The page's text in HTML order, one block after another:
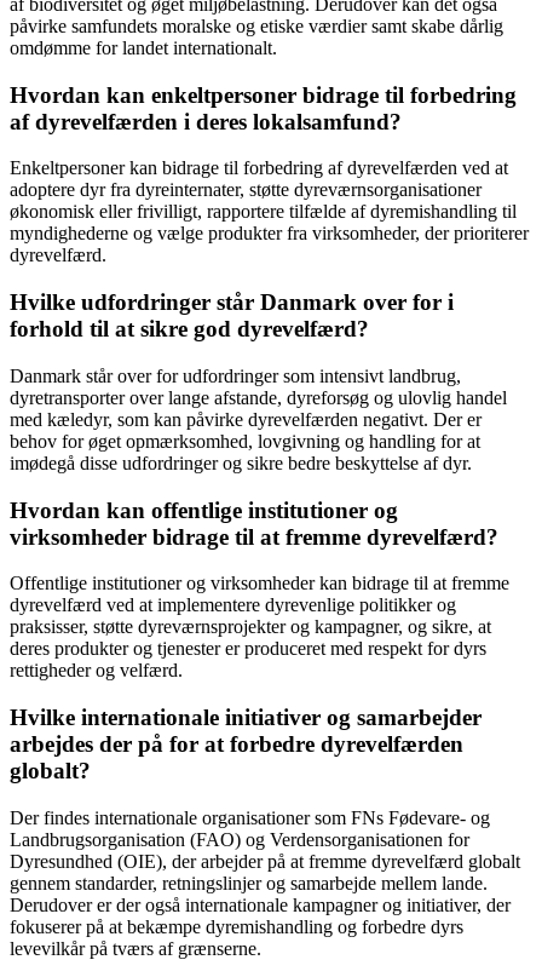
af biodiversitet og øget miljøbelastning. Derudover kan det også
påvirke samfundets moralske og etiske værdier samt skabe dårlig
omdømme for landet internationalt.
Hvordan kan enkeltpersoner bidrage til forbedring
af dyrevelfærden i deres lokalsamfund?
Enkeltpersoner kan bidrage til forbedring af dyrevelfærden ved at
adoptere dyr fra dyreinternater, støtte dyreværnsorganisationer
økonomisk eller frivilligt, rapportere tilfælde af dyremishandling til
myndighederne og vælge produkter fra virksomheder, der prioriterer
dyrevelfærd.
Hvilke udfordringer står Danmark over for i
forhold til at sikre god dyrevelfærd?
Danmark står over for udfordringer som intensivt landbrug,
dyretransporter over lange afstande, dyreforsøg og ulovlig handel
med kæledyr, som kan påvirke dyrevelfærden negativt. Der er
behov for øget opmærksomhed, lovgivning og handling for at
imødegå disse udfordringer og sikre bedre beskyttelse af dyr.
Hvordan kan offentlige institutioner og
virksomheder bidrage til at fremme dyrevelfærd?
Offentlige institutioner og virksomheder kan bidrage til at fremme
dyrevelfærd ved at implementere dyrevenlige politikker og
praksisser, støtte dyreværnsprojekter og kampagner, og sikre, at
deres produkter og tjenester er produceret med respekt for dyrs
rettigheder og velfærd.
Hvilke internationale initiativer og samarbejder
arbejdes der på for at forbedre dyrevelfærden
globalt?
Der findes internationale organisationer som FNs Fødevare- og
Landbrugsorganisation (FAO) og Verdensorganisationen for
Dyresundhed (OIE), der arbejder på at fremme dyrevelfærd globalt
gennem standarder, retningslinjer og samarbejde mellem lande.
Derudover er der også internationale kampagner og initiativer, der
fokuserer på at bekæmpe dyremishandling og forbedre dyrs
levevilkår på tværs af grænserne.